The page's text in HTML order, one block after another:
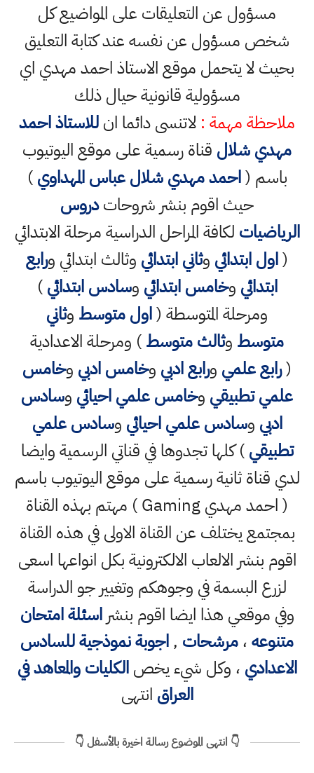
مسؤول عن التعليقات على المواضيع كل
شخص مسؤول عن نفسه عند كتابة التعليق
بحيث لا يتحمل موقع الاستاذ احمد مهدي اي
مسؤولية قانونية حيال ذلك
ملاحظة مهمة : لاتنسى دائما انللاستاذ احمد
مهدي شلال قناة رسمية على موقع اليوتيوب
باسم (احمد مهدي شلال عباس المهداوي)
حيث اقوم بنشر شروحاتدروس
الرياضيات لكافة المراحل الدراسية مرحلة الابتدائي
(اول ابتدائي وثاني ابتدائي وثالث ابتدائي ورابع
ابتدائي وخامس ابتدائي وسادس ابتدائي)
ومرحلة المتوسطة (اول متوسط وثاني
متوسط وثالث متوسط) ومرحلة الاعدادية
(رابع علمي ورابع ادبي وخامس ادبي وخامس
علمي تطبيقي وخامس علمي احيائي وسادس
ادبي وسادس علمي احيائي وسادس علمي
تطبيقي) كلها تجدوها في قناتي الرسمية وايضا
لدي قناة ثانية رسمية على موقع اليوتيوب باسم
( احمد مهدي Gaming ) مهتم بهذه القناة
بمجتمع يختلف عن القناة الاولى في هذه القناة
اقوم بنشر الالعاب الالكترونية بكل انواعها اسعى
لزرع البسمة في وجوهكم وتغيير جو الدراسة
وفي موقعي هذا ايضا اقوم بنشراسئلة امتحان
متنوعه،مرشحات ,اجوبة نموذجية للسادس
الاعدادي ، وكل شيء يخصالكليات والمعاهد في
العراق انتهى
👇 انتهى الموضوع رسالة اخيرة بالأسفل 👇